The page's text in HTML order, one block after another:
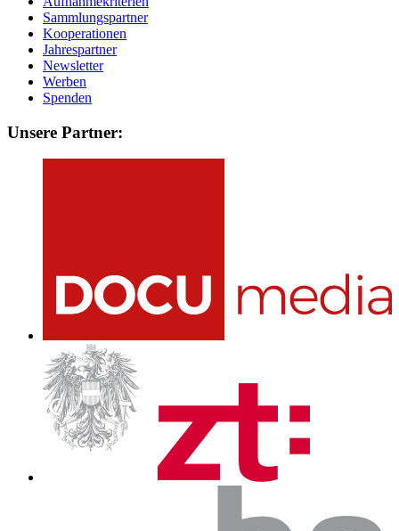
Sammlungspartner
Kooperationen
Jahrespartner
Newsletter
Werben
Spenden
Unsere Partner: